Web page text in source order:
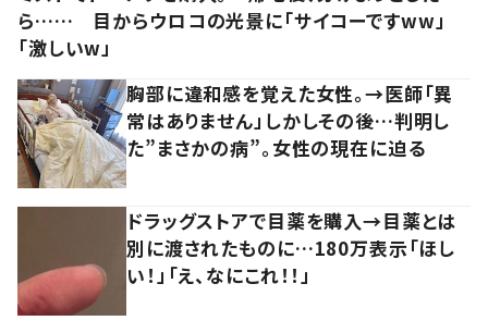
ら…… 目からウロコの光景に「サイコーですww」
「激しいw」
胸部に違和感を覚えた女性。→医師「異
常はありません」しかしその後…判明し
た”まさかの病”。女性の現在に迫る
ドラッグストアで目薬を購入→目薬とは
別に渡されたものに…180万表示「ほし
い！」「え、なにこれ！！」